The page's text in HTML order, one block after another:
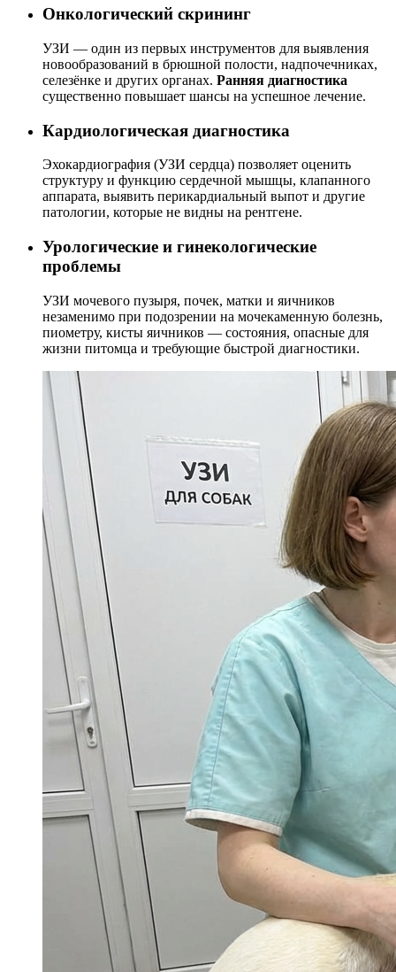
Онкологический скрининг
УЗИ — один из первых инструментов для выявления
новообразований в брюшной полости, надпочечниках,
селезёнке и других органах. Ранняя диагностика
существенно повышает шансы на успешное лечение.
Кардиологическая диагностика
Эхокардиография (УЗИ сердца) позволяет оценить
структуру и функцию сердечной мышцы, клапанного
аппарата, выявить перикардиальный выпот и другие
патологии, которые не видны на рентгене.
Урологические и гинекологические
проблемы
УЗИ мочевого пузыря, почек, матки и яичников
незаменимо при подозрении на мочекаменную болезнь,
пиометру, кисты яичников — состояния, опасные для
жизни питомца и требующие быстрой диагностики.